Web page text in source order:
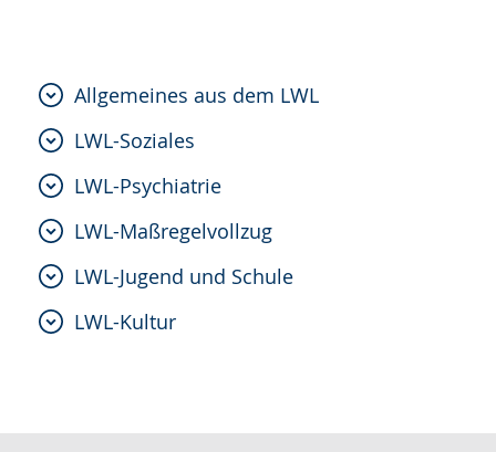
Allgemeines aus dem LWL
LWL-Soziales
LWL-Psychiatrie
LWL-Maßregelvollzug
LWL-Jugend und Schule
LWL-Kultur